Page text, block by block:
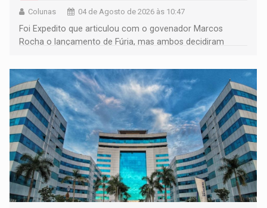
Colunas 04 de Agosto de 2026 às 10:47
Foi Expedito que articulou com o govenador Marcos
Rocha o lançamento de Fúria, mas ambos decidiram
malévola